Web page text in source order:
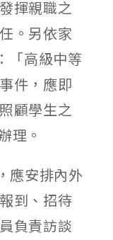
揮親職之
。另依家
「高級中等
件，應即
顧學生之
理。
應安排內外
到、招待
負責訪談